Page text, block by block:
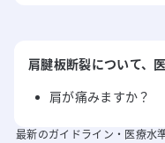
肩腱板断裂について、
肩が痛みますか？
最新のガイドライン・医療水